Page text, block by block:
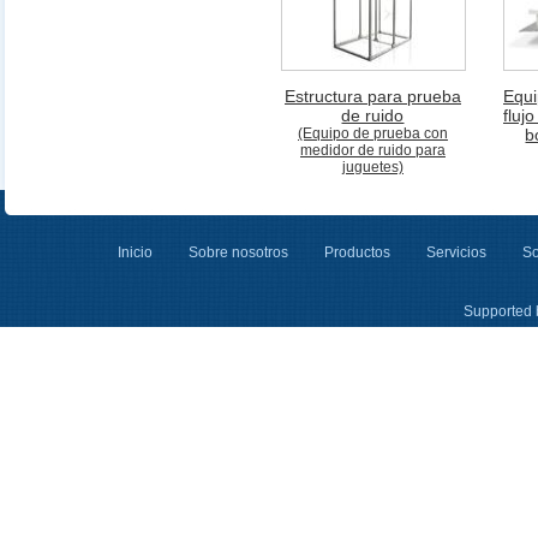
Estructura para prueba
de ruido
(Equipo de prueba con
medidor de ruido para
juguetes)
Inicio Sobre nosotros Productos Servicios
Supported